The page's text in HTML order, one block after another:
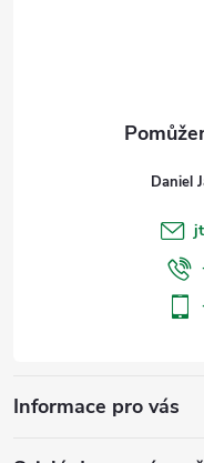
Informace pro vás
Daniel